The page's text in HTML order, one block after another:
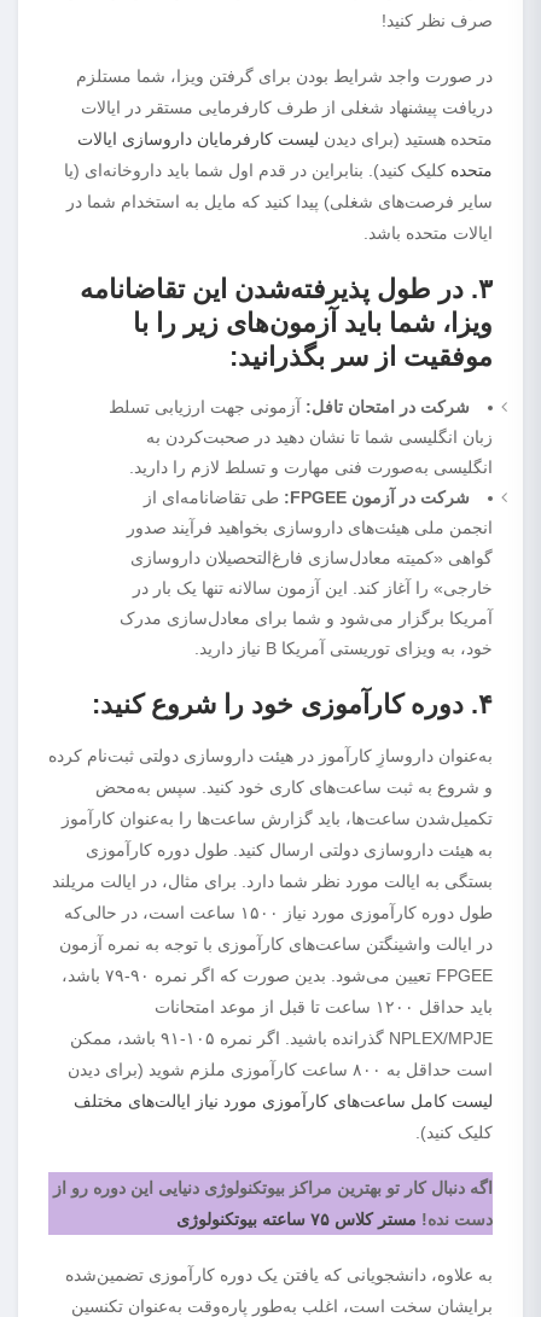
صرف نظر کنید!
در صورت واجد شرایط بودن برای گرفتن ویزا، شما مستلزم
دریافت پیشنهاد شغلی از طرف کارفرمایی مستقر در ایالات
متحده هستید (برای دیدن لیست کارفرمایان داروسازی ایالات
متحده کلیک کنید). بنابراین در قدم اول شما باید داروخانه‌ای (یا
سایر فرصت‌های شغلی) پیدا کنید که مایل به استخدام شما در
ایالات متحده باشد.
۳. در طول پذیرفته‌شدن این تقاضانامه
ویزا، شما باید آزمون‌های زیر را با
موفقیت از سر بگذرانید:
شرکت در امتحان تافل: آزمونی جهت ارزیابی تسلط
زبان انگلیسی شما تا نشان دهید در صحبت‌کردن به
انگلیسی به‌صورت فنی مهارت و تسلط لازم را دارید.
شرکت در آزمون FPGEE:
طی تقاضانامه‌ای از
انجمن ملی هیئت‌های داروسازی بخواهید فرآیند صدور
گواهی «کمیته معادل‌سازی فارغ‌التحصیلان داروسازی
خارجی» را آغاز کند. این آزمون سالانه تنها یک بار در
آمریکا برگزار می‌شود و شما برای معادل‌سازی مدرک
خود، به ویزای توریستی آمریکا B نیاز دارید.
۴. دوره کارآموزی خود را شروع کنید:
به‌عنوان داروسازِ کارآموز در هیئت داروسازی دولتی ثبت‌نام کرده
و شروع به ثبت ساعت‌های کاری خود کنید. سپس به‌محض
تکمیل‌شدن ساعت‌ها، باید گزارش ساعت‌ها را به‌عنوان کارآموز
به هیئت داروسازی دولتی ارسال کنید. طول دوره کارآموزی
بستگی به ایالت مورد نظر شما دارد. برای مثال، در ایالت مریلند
طول دوره کارآموزی مورد نیاز ۱۵۰۰ ساعت است، در حالی‌که
در ایالت واشینگتن ساعت‌های کارآموزی با توجه به نمره آزمون
FPGEE تعیین می‌شود. بدین صورت که اگر نمره ۹۰-۷۹ باشد،
باید حداقل ۱۲۰۰ ساعت تا قبل از موعد امتحانات
NPLEX/MPJE گذرانده باشید. اگر نمره ۱۰۵-۹۱ باشد، ممکن
است حداقل به ۸۰۰ ساعت کارآموزی ملزم شوید (برای دیدن
لیست کامل ساعت‌های کارآموزی مورد نیاز ایالت‌های مختلف
کلیک کنید).
اگه دنبال کار تو بهترین مراکز بیوتکنولوژی دنیایی این دوره رو از
دست نده! مستر کلاس ۷۵ ساعته بیوتکنولوژی
به علاوه، دانشجویانی که یافتن یک دوره کارآموزی تضمین‌شده
برایشان سخت است، اغلب به‌طور پاره‌وقت به‌عنوان تکنسین